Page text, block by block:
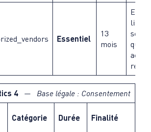
Essentiel
13
mois
liste
que
4 — Base légale : Consentement
Catégorie Durée Finalité